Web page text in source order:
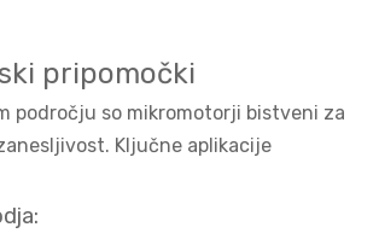
pripomočki
področju so mikromotorji bistveni za
Ključne aplikacije